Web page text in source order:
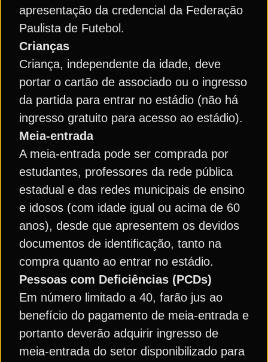
apresentação da credencial da Federação
Paulista de Futebol.
Crianças
Criança, independente da idade, deve
portar o cartão de associado ou o ingresso
da partida para entrar no estádio (não há
ingresso gratuito para acesso ao estádio).
Meia-entrada
A meia-entrada pode ser comprada por
estudantes, professores da rede pública
estadual e das redes municipais de ensino
e idosos (com idade igual ou acima de 60
anos), desde que apresentem os devidos
documentos de identificação, tanto na
compra quanto ao entrar no estádio.
Pessoas com Deficiências (PCDs)
Em número limitado a 40, farão jus ao
benefício do pagamento de meia-entrada e
portanto deverão adquirir ingresso de
meia-entrada do setor disponibilizado para